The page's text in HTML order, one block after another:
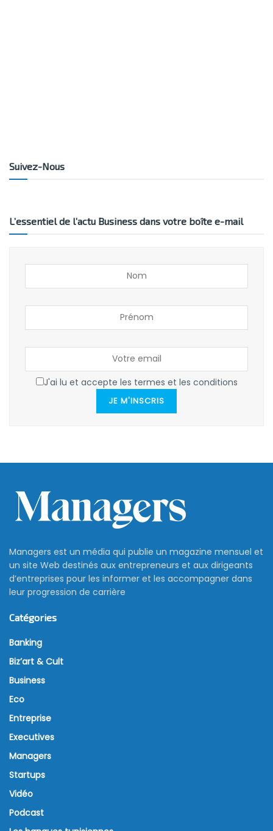
Suivez-Nous
L’essentiel de l’actu Business dans votre boîte e-mail
J'ai lu et accepte les termes et les conditions
JE M'INSCRIS
Managers est un média qui publie un magazine mensuel et
un site Web destinés aux entrepreneurs et aux dirigeants
d’entreprises pour les informer et les accompagner dans
leur progression de carrière
Catégories
Banking
Biz’art & Cult
Business
Eco
Entreprise
Executives
Managers
Startups
Vidéo
Podcast